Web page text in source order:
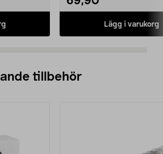
Lägg i varukorg
tillbehör